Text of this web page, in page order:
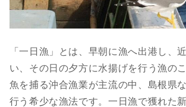
「一日漁」とは、早朝に漁へ出港し、
い、その日の夕方に水揚げを行う漁の
魚を捕る沖合漁業が主流の中、島根県
行う希少な漁法です。一日漁で獲れた